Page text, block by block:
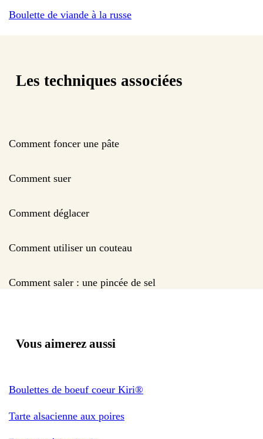
Boulette de viande à la russe
Les techniques associées
Comment foncer une pâte
Comment suer
Comment déglacer
Comment utiliser un couteau
Comment saler : une pincée de sel
Vous aimerez aussi
Boulettes de boeuf coeur Kiri®
Tarte alsacienne aux poires